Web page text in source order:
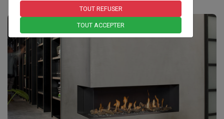
TOUT REFUSER
TOUT ACCEPTER